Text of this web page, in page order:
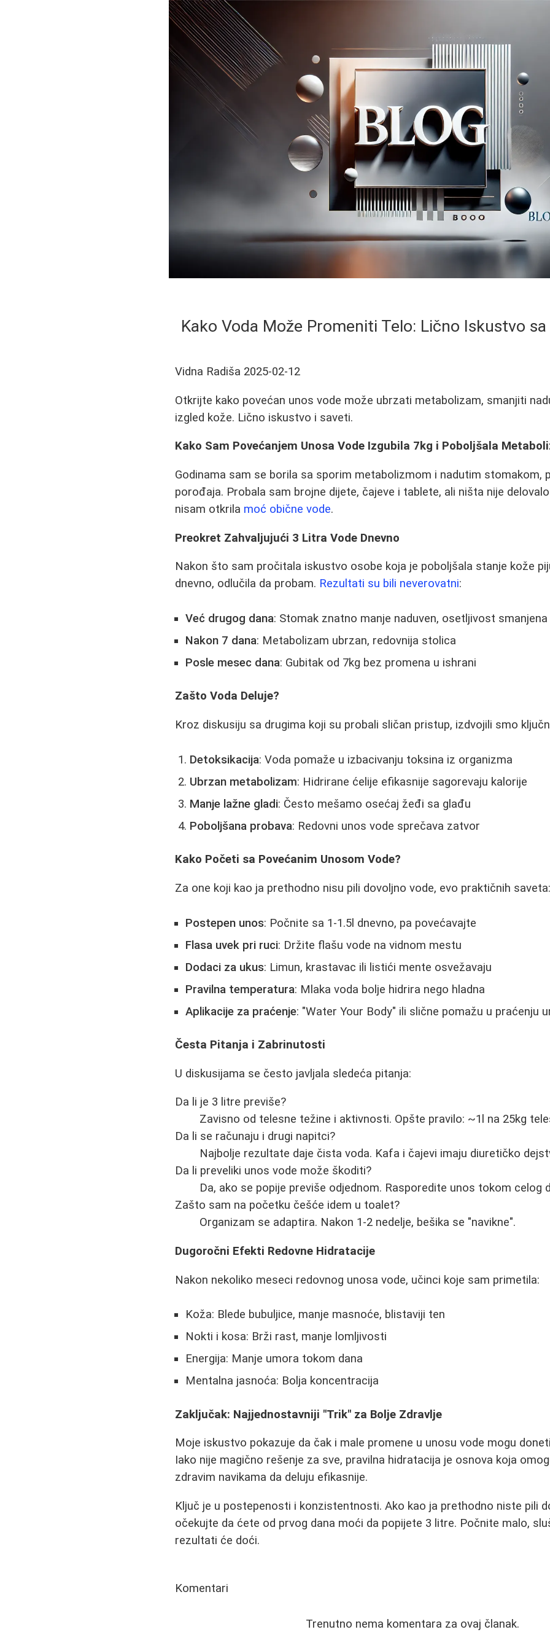
Kako Voda Može Promeniti Telo: Lično Iskustvo
Vidna Radiša 2025-02-12
Otkrijte kako povećan unos vode može ubrzati metabolizam, smanjiti
izgled kože. Lično iskustvo i saveti.
Kako Sam Povećanjem Unosa Vode Izgubila 7kg i Poboljšala
Godinama sam se borila sa sporim metabolizmom i nadutim stomakom,
porođaja. Probala sam brojne dijete, čajeve i tablete, ali ništa nije
nisam otkrila moć obične vode.
Preokret Zahvaljujući 3 Litra Vode Dnevno
Nakon što sam pročitala iskustvo osobe koja je poboljšala stanje kože
dnevno, odlučila da probam. Rezultati su bili neverovatni:
Već drugog dana: Stomak znatno manje naduven, osetljivost smanjena
Nakon 7 dana: Metabolizam ubrzan, redovnija stolica
Posle mesec dana: Gubitak od 7kg bez promena u ishrani
Zašto Voda Deluje?
Kroz diskusiju sa drugima koji su probali sličan pristup, izdvojili smo
Detoksikacija: Voda pomaže u izbacivanju toksina iz organizma
Ubrzan metabolizam: Hidrirane ćelije efikasnije sagorevaju kalorije
Manje lažne gladi: Često mešamo osećaj žeđi sa glađu
Poboljšana probava: Redovni unos vode sprečava zatvor
Kako Početi sa Povećanim Unosom Vode?
Za one koji kao ja prethodno nisu pili dovoljno vode, evo praktičnih saveta:
Postepen unos: Počnite sa 1-1.5l dnevno, pa povećavajte
Flasa uvek pri ruci: Držite flašu vode na vidnom mestu
Dodaci za ukus: Limun, krastavac ili listići mente osvežavaju
Pravilna temperatura: Mlaka voda bolje hidrira nego hladna
Aplikacije za praćenje: "Water Your Body" ili slične pomažu u praćenju
Česta Pitanja i Zabrinutosti
U diskusijama se često javljala sledeća pitanja:
Da li je 3 litre previše?
Zavisno od telesne težine i aktivnosti. Opšte pravilo: ~1l na 25kg
Da li se računaju i drugi napitci?
Najbolje rezultate daje čista voda. Kafa i čajevi imaju diuretičko
Da li preveliki unos vode može škoditi?
Da, ako se popije previše odjednom. Rasporedite unos tokom celog
Zašto sam na početku češće idem u toalet?
Organizam se adaptira. Nakon 1-2 nedelje, bešika se "navikne".
Dugoročni Efekti Redovne Hidratacije
Nakon nekoliko meseci redovnog unosa vode, učinci koje sam primetila:
Koža: Blede bubuljice, manje masnoće, blistaviji ten
Nokti i kosa: Brži rast, manje lomljivosti
Energija: Manje umora tokom dana
Mentalna jasnoća: Bolja koncentracija
Zaključak: Najjednostavniji "Trik" za Bolje Zdravlje
Moje iskustvo pokazuje da čak i male promene u unosu vode mogu
Iako nije magično rešenje za sve, pravilna hidratacija je osnova koja
zdravim navikama da deluju efikasnije.
Ključ je u postepenosti i konzistentnosti. Ako kao ja prethodno niste pili
očekujte da ćete od prvog dana moći da popijete 3 litre. Počnite malo,
rezultati će doći.
Komentari
Trenutno nema komentara za ovaj članak.